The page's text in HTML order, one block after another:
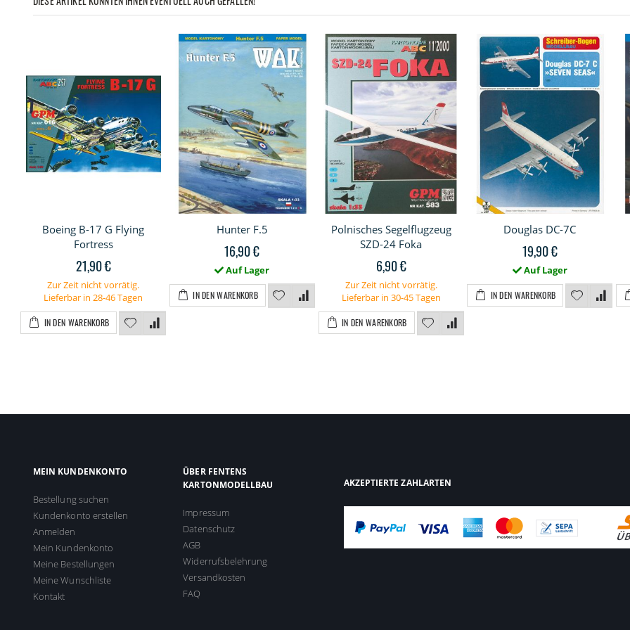
Boeing B-17 G Flying
Fortress
21,90 €
Zur Zeit nicht vorrätig.
Lieferbar in 28-46 Tagen
IN DEN WARENKORB
Hunter F.5
16,90 €
Auf Lager
IN DEN WARENKORB
Polnisches Segelflugzeug
SZD-24 Foka
6,90 €
Zur Zeit nicht vorrätig.
Lieferbar in 30-45 Tagen
IN DEN WARENKORB
Douglas DC-7C
19,90 €
Auf Lager
IN DEN WARENKORB
MEIN KUNDENKONTO
Bestellung suchen
Kundenkonto erstellen
Anmelden
Mein Kundenkonto
Meine Bestellungen
Meine Wunschliste
Kontakt
ÜBER FENTENS
KARTONMODELLBAU
Impressum
Datenschutz
AGB
Widerrufsbelehrung
Versandkosten
FAQ
AKZEPTIERTE ZAHLARTEN